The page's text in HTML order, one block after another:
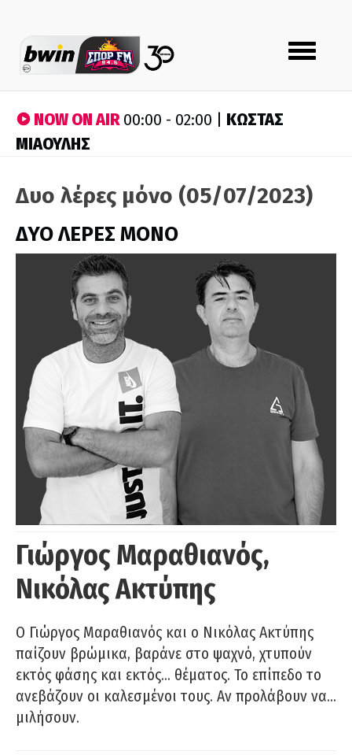
Toggle
navigation
NOW ON AIR00:00 - 02:00 | ΚΩΣΤΑΣ
ΜΙΑΟΥΛΗΣ
Δυο λέρες μόνο (05/07/2023)
ΔΥΟ ΛΕΡΕΣ ΜΟΝΟ
Γιώργος Μαραθιανός,
Νικόλας Ακτύπης
Ο Γιώργος Μαραθιανός και ο Νικόλας Ακτύπης
παίζουν βρώμικα, βαράνε στο ψαχνό, χτυπούν
εκτός φάσης και εκτός… θέματος. Το επίπεδο το
ανεβάζουν οι καλεσμένοι τους. Αν προλάβουν να…
μιλήσουν.